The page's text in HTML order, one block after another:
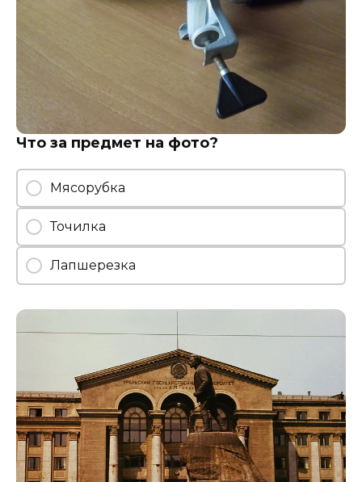
Что за предмет на фото?
Мясорубка
Точилка
Лапшерезка